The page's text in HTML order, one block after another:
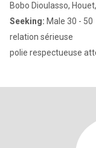
Bobo Dioulasso,
Seeking: Male 30 - 50
relation sérieuse
polie respectueuse